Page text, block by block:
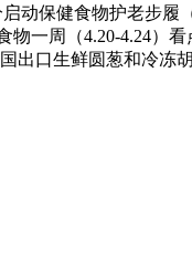
保健食物护老步履
一周（4.20-4.24）
出口生鲜圆葱和冷